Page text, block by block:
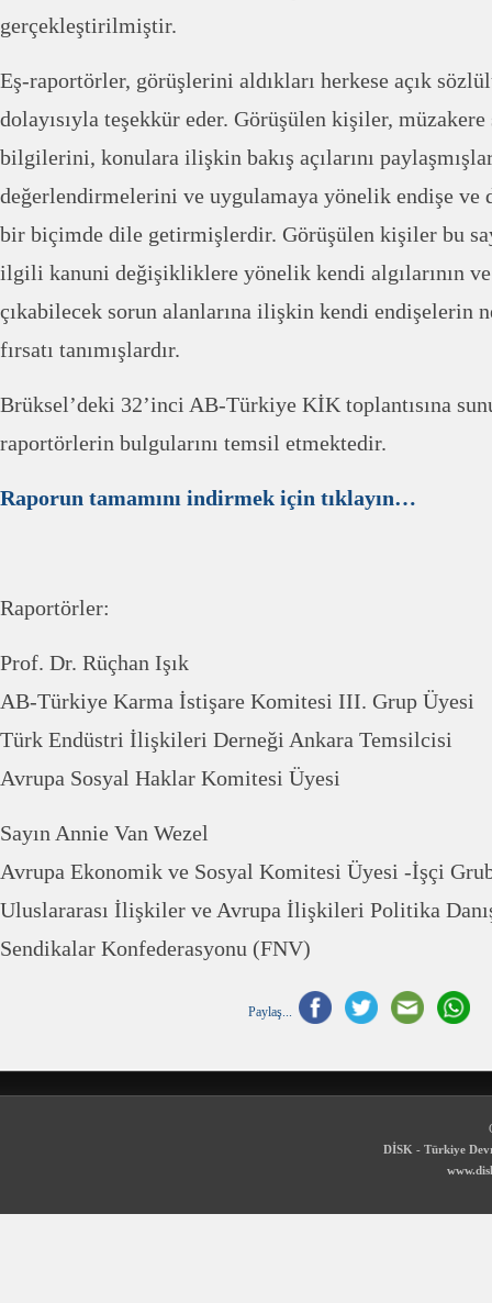
gerçekleştirilmiştir.
Eş-raportörler, görüşlerini aldıkları herkese açık
dolayısıyla teşekkür eder. Görüşülen kişiler,
bilgilerini, konulara ilişkin bakış açılarını
değerlendirmelerini ve uygulamaya yönelik endişe ve
bir biçimde dile getirmişlerdir. Görüşülen kişiler bu
ilgili kanuni değişikliklere yönelik kendi algılarının
çıkabilecek sorun alanlarına ilişkin kendi endişelerin
fırsatı tanımışlardır.
Brüksel’deki 32’inci AB-Türkiye KİK toplantısına
raportörlerin bulgularını temsil etmektedir.
Raporun tamamını indirmek için tıklayın…
Raportörler:
Prof. Dr. Rüçhan Işık
AB-Türkiye Karma İstişare Komitesi III. Grup Üyesi
Türk Endüstri İlişkileri Derneği Ankara Temsilcisi
Avrupa Sosyal Haklar Komitesi Üyesi
Sayın Annie Van Wezel
Avrupa Ekonomik ve Sosyal Komitesi Üyesi -İşçi
Uluslararası İlişkiler ve Avrupa İlişkileri Politika
Sendikalar Konfederasyonu (FNV)
Paylaş...
DİSK - Türkiye